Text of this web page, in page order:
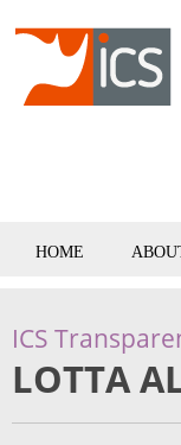
HOME
ICS
LOTTA